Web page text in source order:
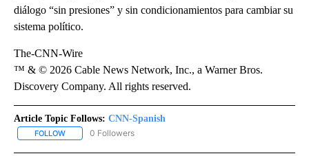
diálogo “sin presiones” y sin condicionamientos para cambiar su
sistema político.
The-CNN-Wire
™ & © 2026 Cable News Network, Inc., a Warner Bros.
Discovery Company. All rights reserved.
Article Topic Follows: CNN-Spanish
FOLLOW FOLLOW "CNN-SPANISH" TO RECEIVE NOTIFICATIONS ABOUT
0 Followers